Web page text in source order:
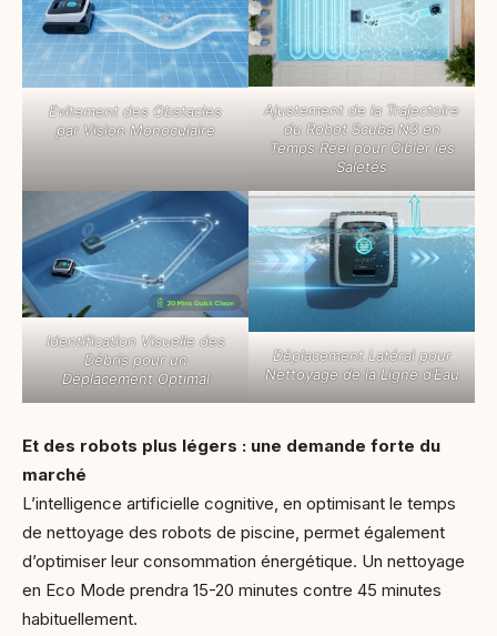
Evitement des Obstacles
par Vision Monoculaire
Ajustement de la Trajectoire
du Robot Scuba N3 en
Temps Réel pour Cibler les
Saletés
Identification Visuelle des
Débris pour un
Déplacement Optimal
Déplacement Latéral pour
Nettoyage de la Ligne d’Eau
Et des robots plus légers : une demande forte du
marché
L’intelligence artificielle cognitive, en optimisant le temps
de nettoyage des robots de piscine, permet également
d’optimiser leur consommation énergétique. Un nettoyage
en Eco Mode prendra 15-20 minutes contre 45 minutes
habituellement.